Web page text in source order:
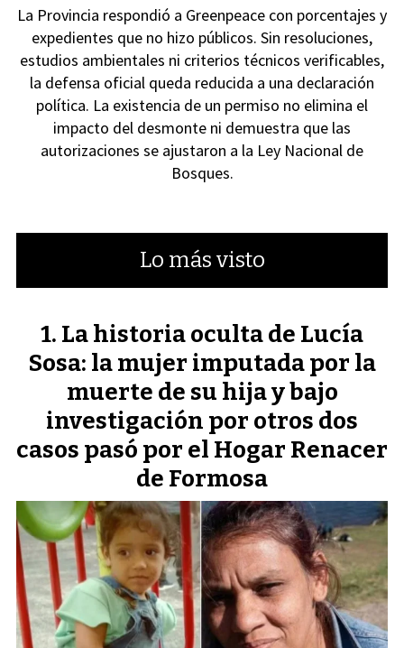
La Provincia respondió a Greenpeace con porcentajes y
expedientes que no hizo públicos. Sin resoluciones,
estudios ambientales ni criterios técnicos verificables,
la defensa oficial queda reducida a una declaración
política. La existencia de un permiso no elimina el
impacto del desmonte ni demuestra que las
autorizaciones se ajustaron a la Ley Nacional de
Bosques.
Lo más visto
La historia oculta de Lucía
Sosa: la mujer imputada por la
muerte de su hija y bajo
investigación por otros dos
casos pasó por el Hogar Renacer
de Formosa